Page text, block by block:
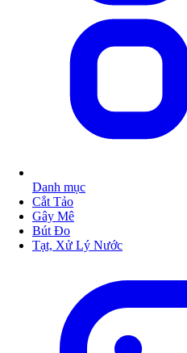
Danh mục
Cắt Tảo
Gây Mê
Bút Đo
Tạt, Xử Lý Nước